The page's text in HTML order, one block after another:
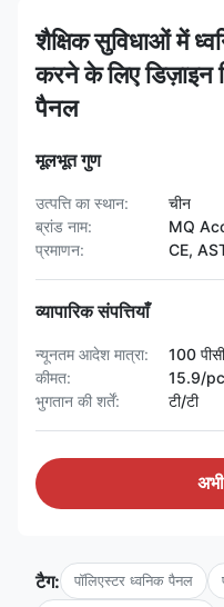
शैक्षिक सुविधाओं में
करने के लिए डिज़ाइन
पैनल
मूलभूत गुण
उत्पत्ति का स्थान:
चीन
ब्रांड नाम:
MQ
प्रमाणन:
CE,
व्यापारिक संपत्तियाँ
न्यूनतम आदेश मात्रा:
100 पीसी
कीमत:
15.9/
भुगतान की शर्तें:
टी/टी
टैग: पॉलिएस्टर ध्वनिक पैनल